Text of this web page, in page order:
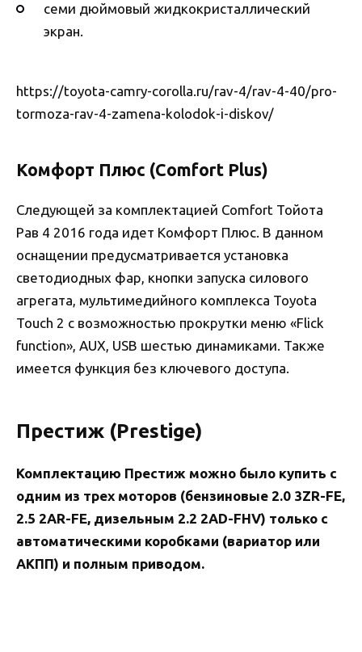
семи дюймовый жидкокристаллический
экран.
https://toyota-camry-corolla.ru/rav-4/rav-4-40/pro-
tormoza-rav-4-zamena-kolodok-i-diskov/
Комфорт Плюс (Comfort Plus)
Следующей за комплектацией Comfort Тойота
Рав 4 2016 года идет Комфорт Плюс. В данном
оснащении предусматривается установка
светодиодных фар, кнопки запуска силового
агрегата, мультимедийного комплекса Toyota
Touch 2 с возможностью прокрутки меню «Flick
function», AUX, USB шестью динамиками. Также
имеется функция без ключевого доступа.
Престиж (Prestige)
Комплектацию Престиж можно было купить с
одним из трех моторов (бензиновые 2.0 3ZR-FE,
2.5 2AR-FE, дизельным 2.2 2AD-FHV) только с
автоматическими коробками (вариатор или
АКПП) и полным приводом.